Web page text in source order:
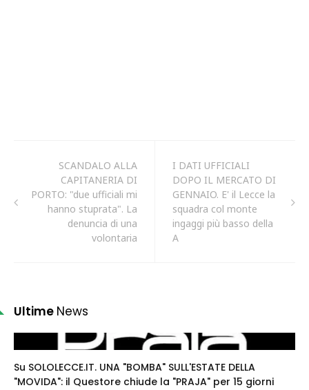
SCANDALO ALLA
CAPITANERIA DI
PORTO: "due ufficiali mi
hanno stuprata". La
denuncia di una
volontaria
I DATI UFFICIALI
DOPO IL MERCATO DI
GENNAIO. E' il Lecce la
squadra col monte
ingaggi più basso della
A
Ultime News
Su SOLOLECCE.IT. UNA "BOMBA" SULL'ESTATE DELLA
"MOVIDA": il Questore chiude la "PRAJA" per 15 giorni